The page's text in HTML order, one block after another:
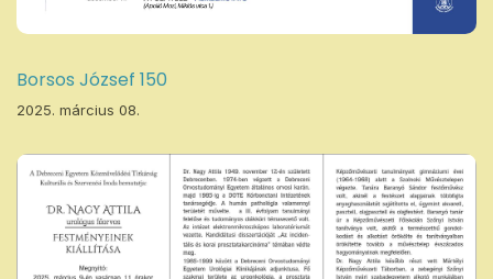
Borsos József 150
2025. március 08.